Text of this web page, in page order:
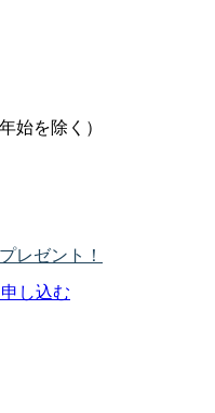
始を除く）
レゼント！
し込む